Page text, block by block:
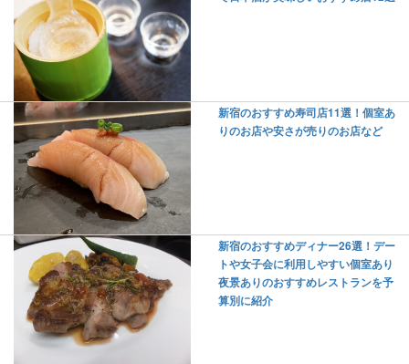
新宿のおすすめ寿司店11選！個室あ
りのお店や安さが売りのお店など
新宿のおすすめディナー26選！デー
トや女子会に利用しやすい個室あり
夜景ありのおすすめレストランを予
算別に紹介